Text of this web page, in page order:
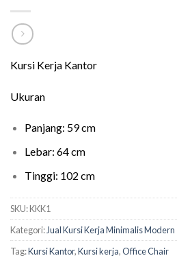
Kursi Kerja Kantor
Ukuran
Panjang: 59 cm
Lebar: 64 cm
Tinggi: 102 cm
SKU:KKK1
Kategori:Jual Kursi Kerja Minimalis Modern
Tag:Kursi Kantor,Kursi kerja,Office Chair